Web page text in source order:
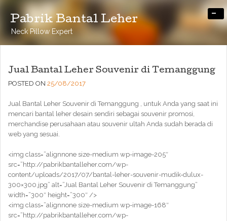
Pabrik Bantal Leher
Neck Pillow Expert
-
Jual Bantal Leher Souvenir di Temanggung
POSTED ON 25/08/2017
Jual Bantal Leher Souvenir di Temanggung , untuk Anda yang saat ini
mencari bantal leher desain sendiri sebagai souvenir promosi,
merchandise perusahaan atau souvenir ultah Anda sudah berada di
web yang sesuai.
<img class=”alignnone size-medium wp-image-205″
src=”http://pabrikbantalleher.com/wp-
content/uploads/2017/07/bantal-leher-souvenir-mudik-dulux-
300×300.jpg” alt=”Jual Bantal Leher Souvenir di Temanggung”
width=”300″ height=”300″ />
<img class=”alignnone size-medium wp-image-168″
src=”http://pabrikbantalleher.com/wp-